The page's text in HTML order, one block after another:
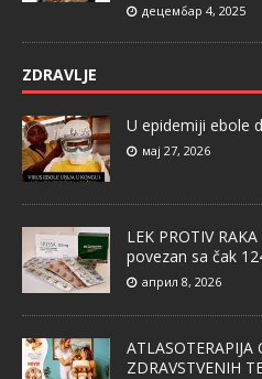
децембар 4, 2025
ZDRAVLJE
U epidemiji ebole
мај 27, 2026
LEK PROTIV
povezan sa čak
април 8, 2026
ATLASOTERAPIJA
ZDRAVSTVENIH